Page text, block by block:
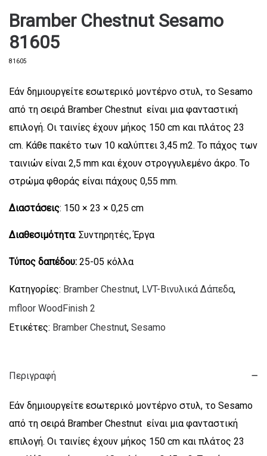
Bramber Chestnut Sesamo
81605
81605
Εάν δημιουργείτε εσωτερικό μοντέρνο στυλ, το Sesamo
από τη σειρά Bramber Chestnut είναι μια φανταστική
επιλογή. Οι ταινίες έχουν μήκος 150 cm και πλάτος 23
cm. Κάθε πακέτο των 10 καλύπτει 3,45 m2. Το πάχος των
ταινιών είναι 2,5 mm και έχουν στρογγυλεμένο άκρο. Το
στρώμα φθοράς είναι πάχους 0,55 mm.
Διαστάσεις: 150 × 23 × 0,25 cm
Διαθεσιμότητα: Συντηρητές, Έργα
Τύπος δαπέδου: 25-05 κόλλα
Κατηγορίες: Bramber Chestnut, LVT-Βινυλικά Δάπεδα,
mfloor WoodFinish 2
Ετικέτες: Bramber Chestnut, Sesamo
Περιγραφή
Εάν δημιουργείτε εσωτερικό μοντέρνο στυλ, το Sesamo
από τη σειρά Bramber Chestnut είναι μια φανταστική
επιλογή. Οι ταινίες έχουν μήκος 150 cm και πλάτος 23